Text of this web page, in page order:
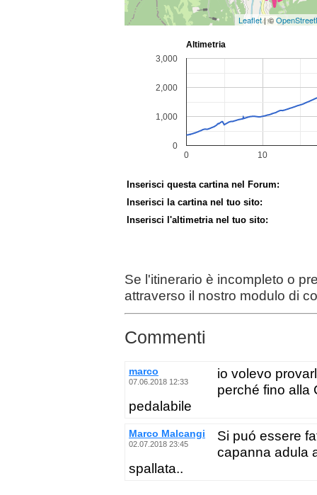
Leaflet| ©
Inserisci questa cartina nel Forum:
Inserisci la cartina nel tuo sito:
Inserisci l'altimetria nel tuo sito:
Se l'itinerario è incompleto o
attraverso il nostro modulo di
Commenti
marco
07.06.2018 12:33
io volevo
perché fino alla
pedalabile
Marco Malcangi
02.07.2018 23:45
Si puó essere
capanna adula
spallata..